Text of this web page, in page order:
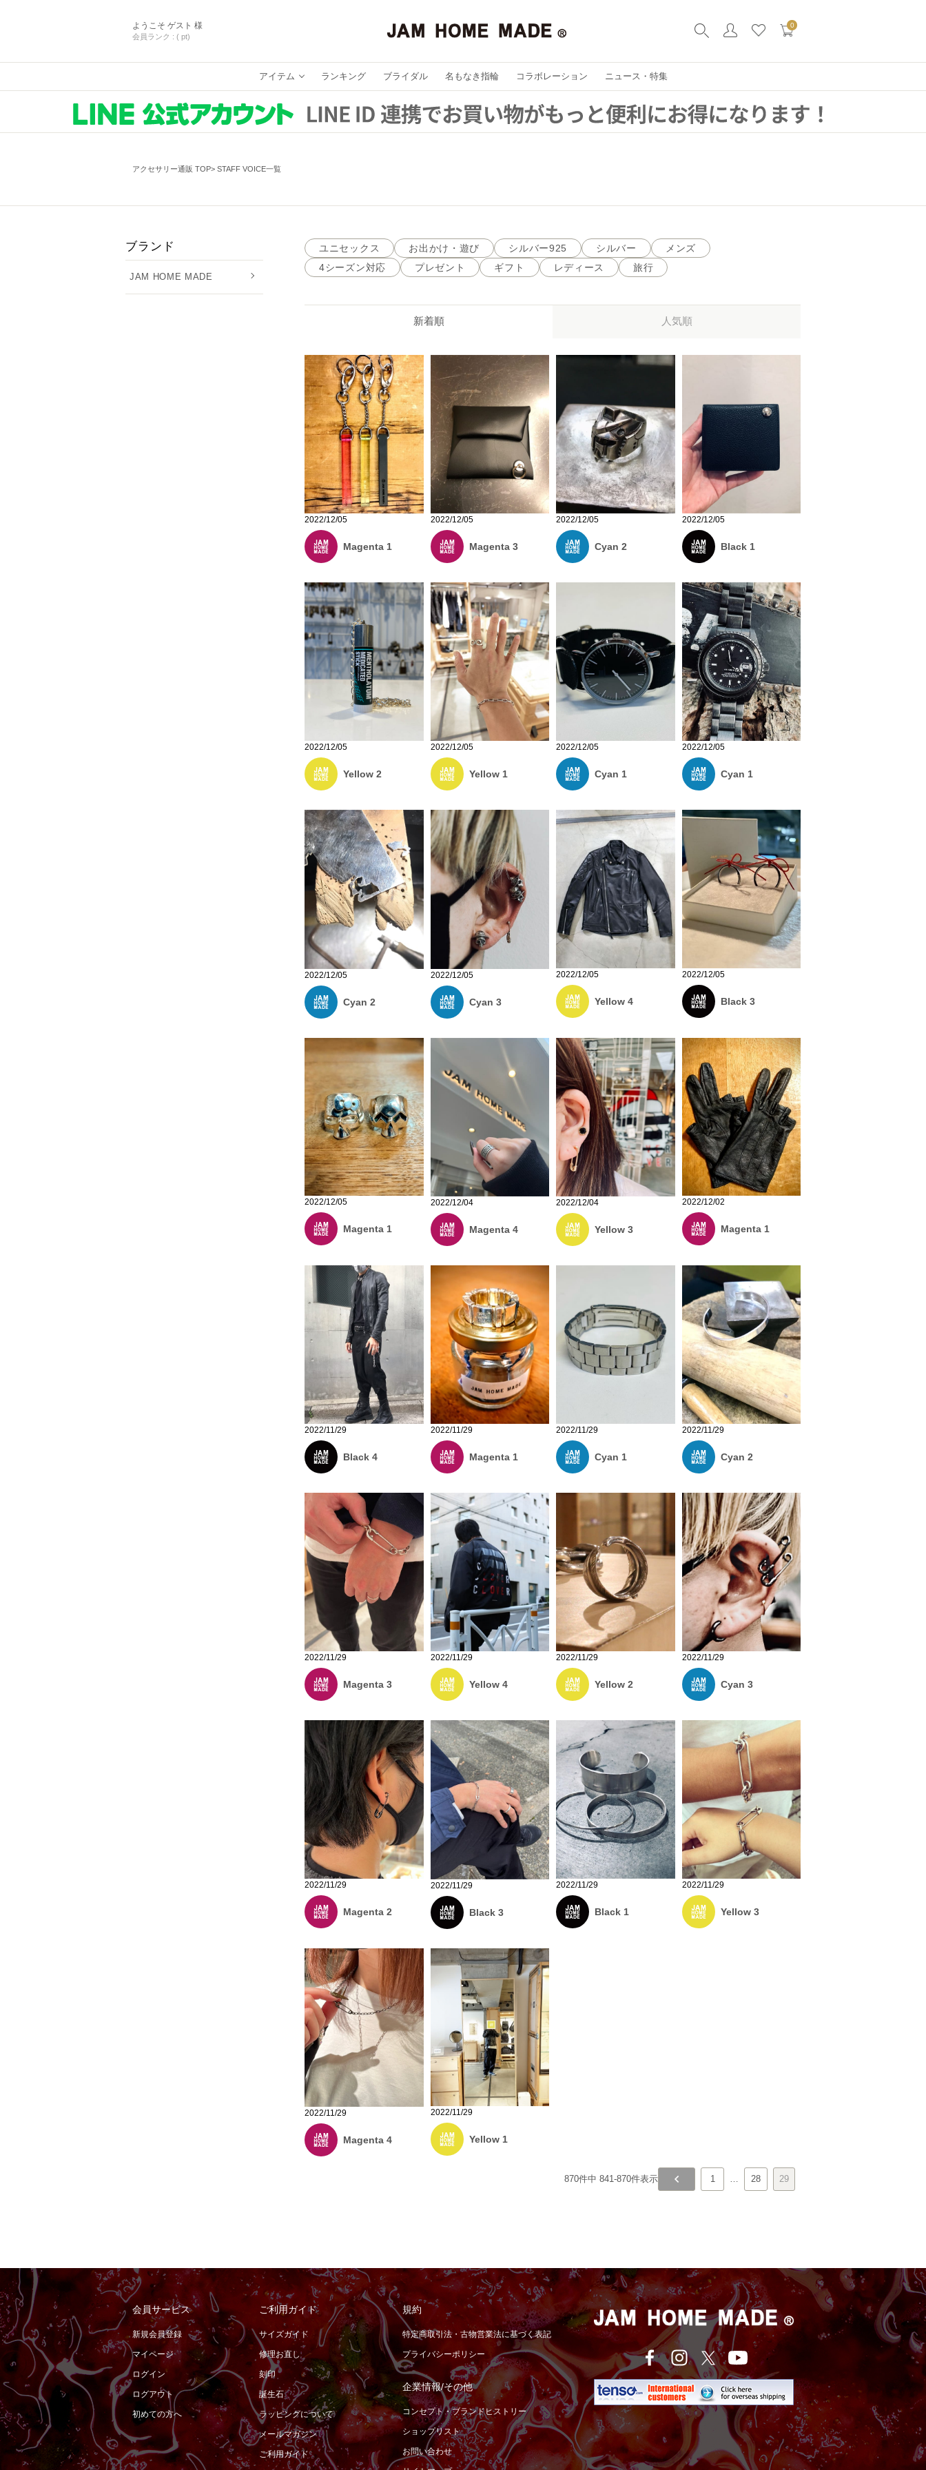
ようこそ ゲスト 様
会員ランク : ( pt)
0
アイテム ランキング ブライダル 名もなき指輪 コラボレーション ニュース・特集
アクセサリー通販 TOP STAFF VOICE一覧
ブランド
JAM HOME MADE
ユニセックス お出かけ・遊び シルバー925 シルバー
メンズ
4シーズン対応
プレゼント ギフト レディース 旅行
新着順 人気順
2022/12/05
Magenta 1
2022/12/05
Magenta 3
2022/12/05
Cyan 2
2022/12/05
Black 1
2022/12/05
Yellow 2
2022/12/05
Yellow 1
2022/12/05
Cyan 1
2022/12/05
Cyan 1
2022/12/05
Cyan 2
2022/12/05
Cyan 3
2022/12/05
Yellow 4
2022/12/05
Black 3
2022/12/05
Magenta 1
2022/12/04
Magenta 4
2022/12/04
Yellow 3
2022/12/02
Magenta 1
2022/11/29
Black 4
2022/11/29
Magenta 1
2022/11/29
Cyan 1
2022/11/29
Cyan 2
2022/11/29
Magenta 3
2022/11/29
Yellow 4
2022/11/29
Yellow 2
2022/11/29
Cyan 3
2022/11/29
Magenta 2
2022/11/29
Black 3
2022/11/29
Black 1
2022/11/29
Yellow 3
2022/11/29
Magenta 4
2022/11/29
Yellow 1
870件中 841 -870件表示 1 28 29
会員サービス
新規会員登録
マイページ
ログイン
ログアウト
初めての方へ
ご利用ガイド
サイズガイド
修理お直し
刻印
誕生石
ラッピングについて
メールマガジン
ご利用ガイド
規約
特定商取引法・古物営業法に基づく表記
プライバシーポリシー
企業情報/その他
コンセプト・ブランドヒストリー
ショップリスト
お問い合わせ